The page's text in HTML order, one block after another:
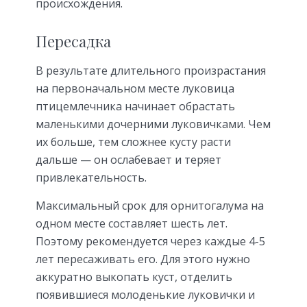
происхождения.
Пересадка
В результате длительного произрастания
на первоначальном месте луковица
птицемлечника начинает обрастать
маленькими дочерними луковичками. Чем
их больше, тем сложнее кусту расти
дальше — он ослабевает и теряет
привлекательность.
Максимальный срок для орнитогалума на
одном месте составляет шесть лет.
Поэтому рекомендуется через каждые 4-5
лет пересаживать его. Для этого нужно
аккуратно выкопать куст, отделить
появившиеся молоденькие луковички и